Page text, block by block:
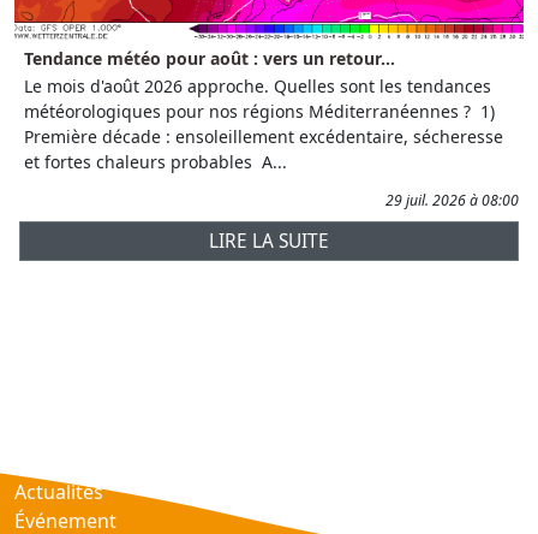
Tendance météo pour août : vers un retour...
Le mois d'août 2026 approche. Quelles sont les tendances
météorologiques pour nos régions Méditerranéennes ? 1)
Première décade : ensoleillement excédentaire, sécheresse
et fortes chaleurs probables A...
29 juil. 2026 à 08:00
LIRE LA SUITE
Actualités
Événement